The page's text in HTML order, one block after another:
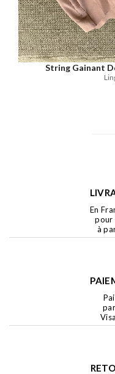
String Gainant
En
pour
à